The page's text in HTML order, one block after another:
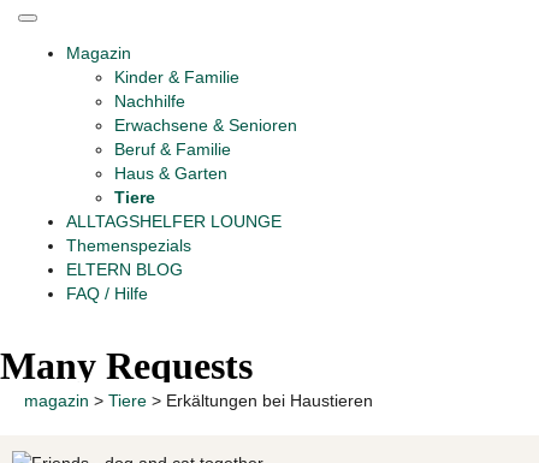
Magazin
Kinder & Familie
Nachhilfe
Erwachsene & Senioren
Beruf & Familie
Haus & Garten
Tiere
ALLTAGSHELFER LOUNGE
Themenspezials
ELTERN BLOG
FAQ / Hilfe
magazin > Tiere > Erkältungen bei Haustieren